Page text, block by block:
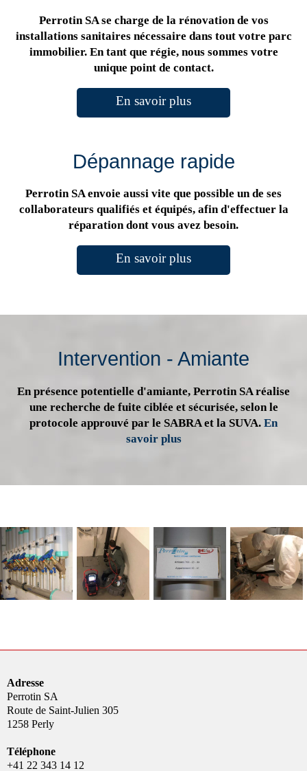
Perrotin SA se charge de la rénovation de vos
installations sanitaires nécessaire dans tout votre parc
immobilier. En tant que régie, nous sommes votre
unique point de contact.
En savoir plus
Dépannage rapide
Perrotin SA envoie aussi vite que possible un de ses
collaborateurs qualifiés et équipés, afin d'effectuer la
réparation dont vous avez besoin.
En savoir plus
Intervention - Amiante
En présence potentielle d'amiante, Perrotin SA réalise
une recherche de fuite ciblée et sécurisée, selon le
protocole approuvé par le SABRA et la SUVA. En
savoir plus
Adresse
Perrotin SA
Route de Saint-Julien 305
1258 Perly
Téléphone
+41 22 343 14 12